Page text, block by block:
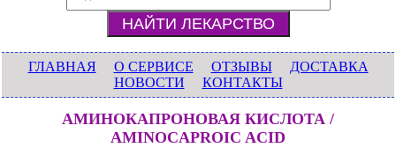
ГЛАВНАЯ О СЕРВИСЕ ОТЗЫВЫ
ДОСТАВКА
НОВОСТИ
КОНТАКТЫ
АМИНОКАПРОНОВАЯ КИСЛОТА /
AMINOCAPROIC ACID